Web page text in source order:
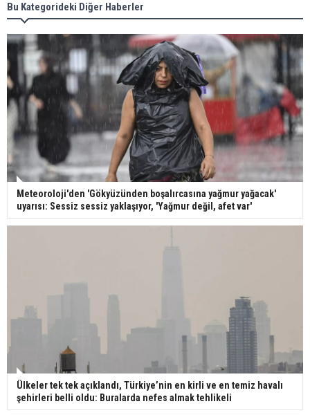
Bu Kategorideki Diğer Haberler
Meteoroloji'den 'Gökyüzünden boşalırcasına yağmur yağacak'
uyarısı: Sessiz sessiz yaklaşıyor, 'Yağmur değil, afet var'
Ülkeler tek tek açıklandı, Türkiye’nin en kirli ve en temiz havalı
şehirleri belli oldu: Buralarda nefes almak tehlikeli